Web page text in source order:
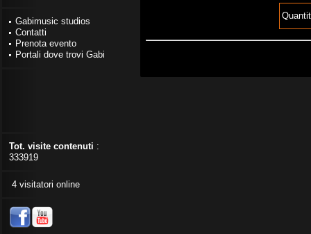
Gabimusic studios
Contatti
Prenota evento
Portali dove trovi Gabi
Tot. visite contenuti :
333919
4 visitatori online